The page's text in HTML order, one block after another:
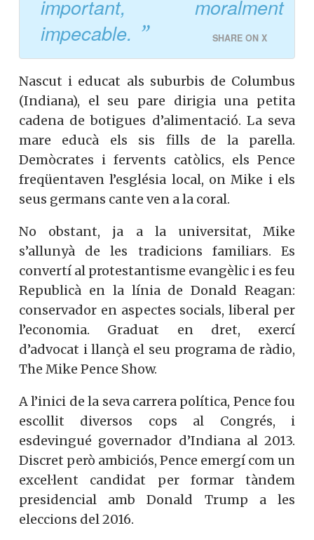
important, moralment
impecable.
SHARE ON X
Nascut i educat als suburbis de Columbus
(Indiana), el seu pare dirigia una petita
cadena de botigues d’alimentació. La seva
mare educà els sis fills de la parella.
Demòcrates i fervents catòlics, els Pence
freqüentaven l’església local, on Mike i els
seus germans cante ven a la coral.
No obstant, ja a la universitat, Mike
s’allunyà de les tradicions familiars. Es
convertí al protestantisme evangèlic i es feu
Republicà en la línia de Donald Reagan:
conservador en aspectes socials, liberal per
l’economia. Graduat en dret, exercí
d’advocat i llançà el seu programa de ràdio,
The Mike Pence Show.
A l’inici de la seva carrera política, Pence fou
escollit diversos cops al Congrés, i
esdevingué governador d’Indiana al 2013.
Discret però ambiciós, Pence emergí com un
excel·lent candidat per formar tàndem
presidencial amb Donald Trump a les
eleccions del 2016.